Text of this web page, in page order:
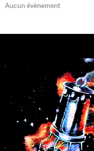
Aucun évènement